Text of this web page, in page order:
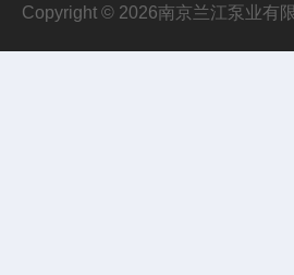
Copyright © 2026南京兰江泵业有